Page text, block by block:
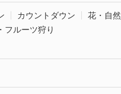
カウントダウン
花・自然
フルーツ狩り